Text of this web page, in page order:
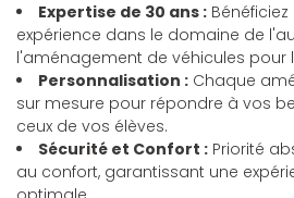
Expertise de 30 ans :
expérience dans le domaine de
l'aménagement de véhicules pour
Personnalisation : Chaque
sur mesure pour répondre à vos
ceux de vos élèves.
Sécurité et Confort : Priorité
au confort, garantissant une